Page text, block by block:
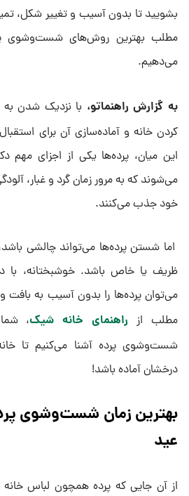
بشویید تا بدون آسیب و تغییر شکل،
مطلب بهترین روش‌های شست‌وشوی
می‌دهیم.
به گزارش راهنماتو، با نزدیک شدن به
کردن خانه و آماده‌سازی آن برای
این میان، پرده‌ها یکی از اجزای
می‌شوند که به مرور زمان گرد و غبار،
خود جذب می‌کنند.
اما شستن پرده‌ها می‌تواند چالشی
ظریف یا خاص باشد. خوشبختانه، با
می‌توان پرده‌ها را بدون آسیب به بافت و
مطلب از راهنمای خانه شیک،
شست‌وشوی پرده آشنا می‌کنیم تا
درخشان آماده باشد!
بهترین زمان شست‌وشوی
عید
از آن جایی که پرده همچون لباس